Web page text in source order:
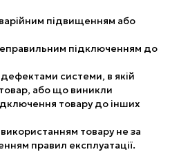
підвищенням або
підключенням до
системи, в якій
або що виникли
товару до інших
товару не за
правил експлуатації.